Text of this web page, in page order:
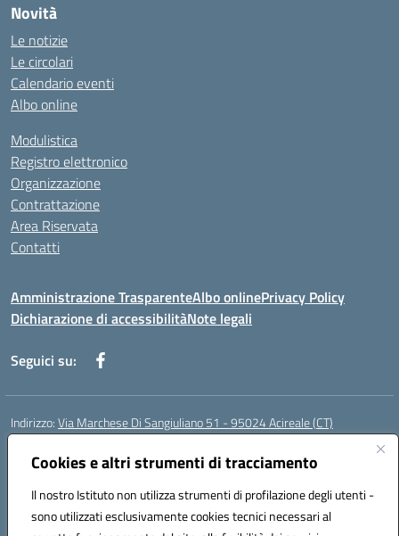
Cookies e altri strumenti di tracciamento
Il nostro Istituto non utilizza strumenti di profilazione degli utenti -
sono utilizzati esclusivamente cookies tecnici necessari al
Novità
Le notizie
Le circolari
Calendario eventi
Albo online
Modulistica
Registro elettronico
Organizzazione
Contrattazione
Area Riservata
Contatti
Amministrazione TrasparenteAlbo onlinePrivacy Policy
Dichiarazione di accessibilitàNote legali
Seguici su:
Indirizzo:Via Marchese Di Sangiuliano 51 - 95024 Acireale (CT)
Centralino:
Posta elettronica certificata (PEC):ctic8at00b@pec.istruzione.it
Codice fiscale: 81001970870
Codice meccanografico:CTIC8AT00B
Codice Indice delle Pubbliche Amministrazioni (IPA): istsc_ctic8at00b